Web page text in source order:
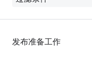
发布准备工作